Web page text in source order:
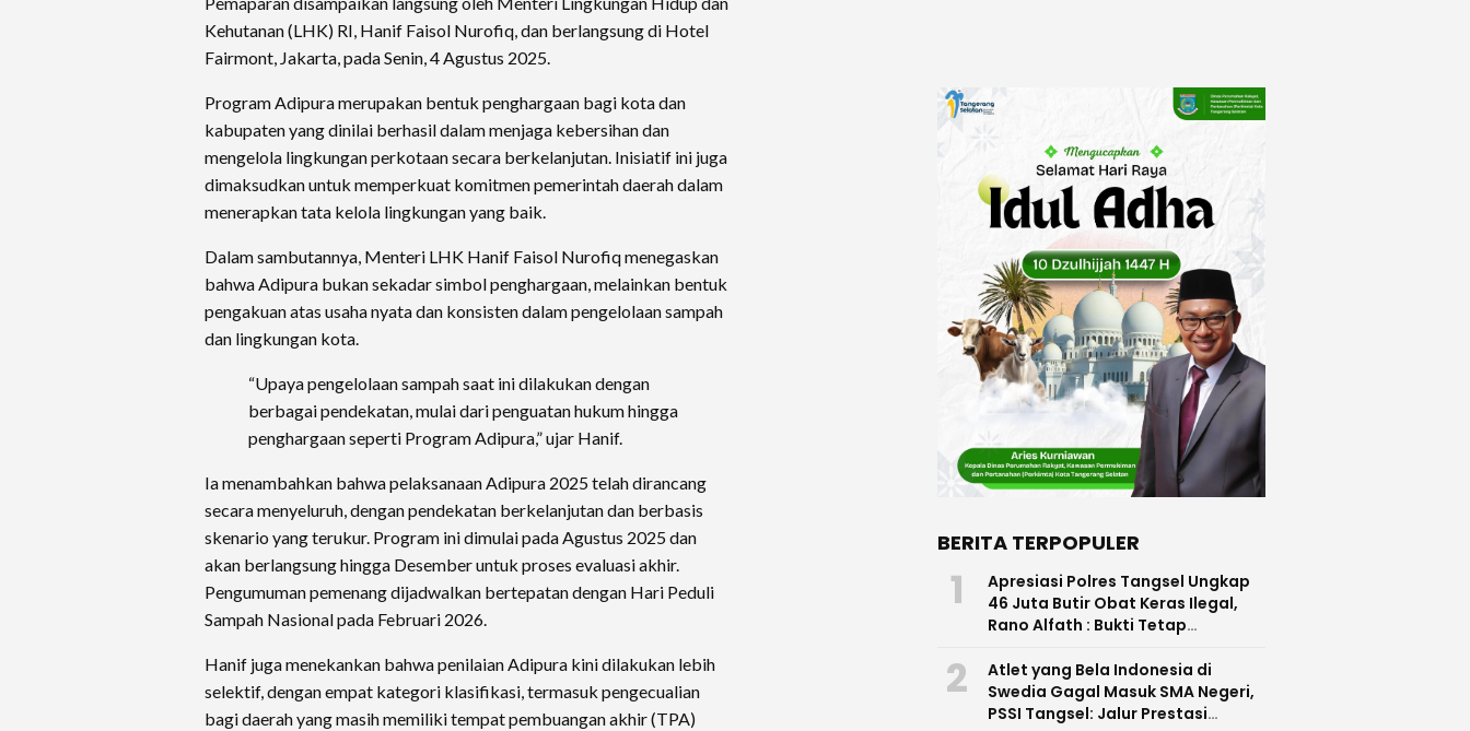
Kehutanan (LHK) RI, Hanif Faisol Nurofiq, dan berlangsung di Hotel
Fairmont, Jakarta, pada Senin, 4 Agustus 2025.
Program Adipura merupakan bentuk penghargaan bagi kota dan
kabupaten yang dinilai berhasil dalam menjaga kebersihan dan
mengelola lingkungan perkotaan secara berkelanjutan. Inisiatif ini juga
dimaksudkan untuk memperkuat komitmen pemerintah daerah dalam
menerapkan tata kelola lingkungan yang baik.
Dalam sambutannya, Menteri LHK Hanif Faisol Nurofiq menegaskan
bahwa Adipura bukan sekadar simbol penghargaan, melainkan bentuk
pengakuan atas usaha nyata dan konsisten dalam pengelolaan sampah
dan lingkungan kota.
“Upaya pengelolaan sampah saat ini dilakukan dengan
berbagai pendekatan, mulai dari penguatan hukum hingga
penghargaan seperti Program Adipura,” ujar Hanif.
Ia menambahkan bahwa pelaksanaan Adipura 2025 telah dirancang
secara menyeluruh, dengan pendekatan berkelanjutan dan berbasis
skenario yang terukur. Program ini dimulai pada Agustus 2025 dan
akan berlangsung hingga Desember untuk proses evaluasi akhir.
Pengumuman pemenang dijadwalkan bertepatan dengan Hari Peduli
Sampah Nasional pada Februari 2026.
Hanif juga menekankan bahwa penilaian Adipura kini dilakukan lebih
selektif, dengan empat kategori klasifikasi, termasuk pengecualian
bagi daerah yang masih memiliki tempat pembuangan akhir (TPA)
BERITA TERPOPULER
1
Apresiasi Polres Tangsel Ungkap
46 Juta Butir Obat Keras Ilegal,
Rano Alfath : Bukti Tetap
2
Atlet yang Bela Indonesia di
Swedia Gagal Masuk SMA Negeri,
PSSI Tangsel: Jalur Prestasi